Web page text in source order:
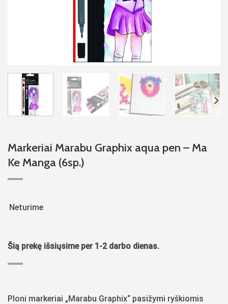
Markeriai Marabu Graphix aqua pen – Ma
Ke Manga (6sp.)
Neturime
Šią prekę išsiųsime per 1-2 darbo dienas.
Ploni markeriai „Marabu Graphix“ pasižymi ryškiomis